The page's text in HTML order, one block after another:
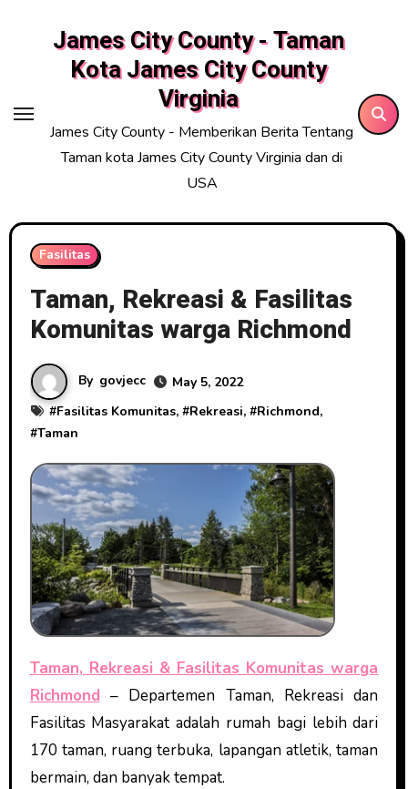
James City County - Taman
Kota James City County
Virginia
James City County - Memberikan Berita Tentang
Taman kota James City County Virginia dan di
USA
Fasilitas
Taman, Rekreasi & Fasilitas
Komunitas warga Richmond
By govjecc
May 5, 2022
#Fasilitas Komunitas, #Rekreasi, #Richmond,
#Taman
Taman, Rekreasi & Fasilitas Komunitas warga
Richmond – Departemen Taman, Rekreasi dan
Fasilitas Masyarakat adalah rumah bagi lebih dari
170 taman, ruang terbuka, lapangan atletik, taman
bermain, dan banyak tempat.